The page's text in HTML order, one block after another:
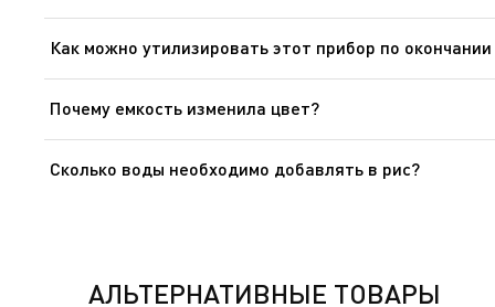
обслуживания.
Не пользуйтесь устройством. Во избежание
Как можно утилизировать этот прибор по
В Вашем приборе содержатся ценные материалы,
Почему емкость изменила цвет?
Цвет поверхности емкости может изменяться после
влияет на работу рисоварки. Прибор может
Сколько воды необходимо добавлять в рис?
АЛЬТЕРНАТИВНЫЕ ТОВАРЫ